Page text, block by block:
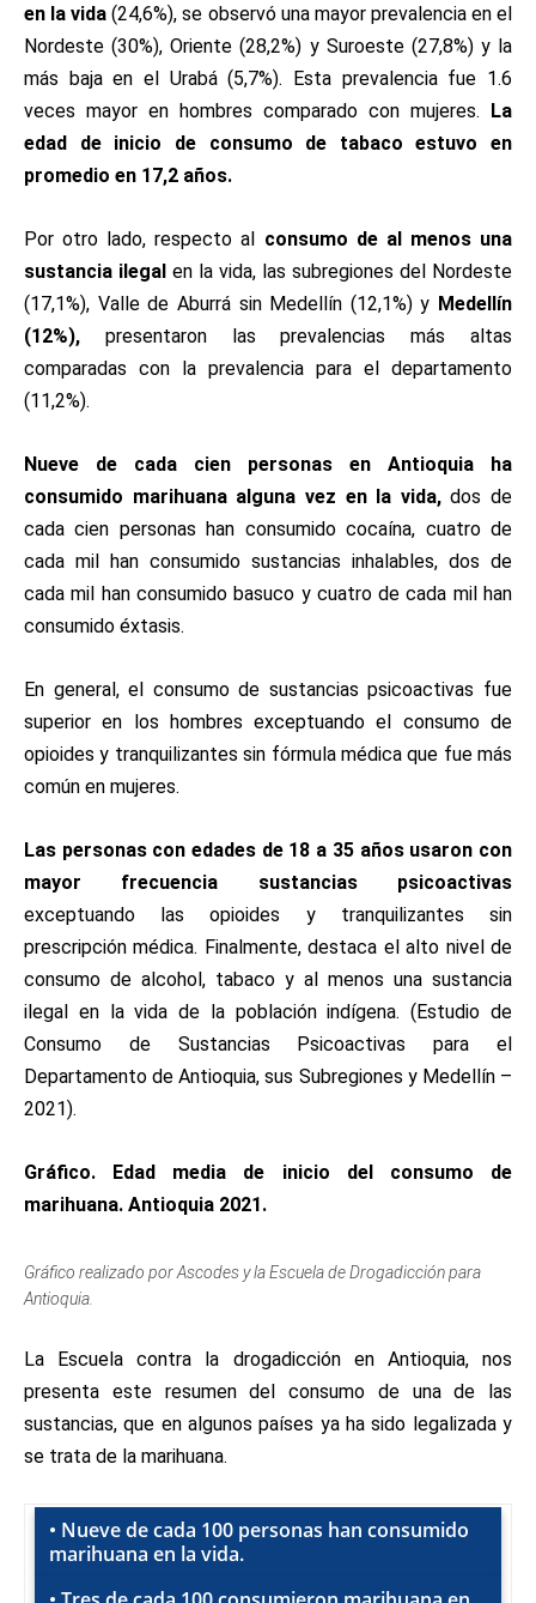
en la vida(24,6%), se observó una mayor prevalencia en el
Nordeste (30%), Oriente (28,2%) y Suroeste (27,8%) y la
más baja en el Urabá (5,7%). Esta prevalencia fue 1.6
veces mayor en hombres comparado con mujeres. La
edad de inicio de consumo de tabaco estuvo en
promedio en 17,2 años.
Por otro lado, respecto al consumo de al menos una
sustancia ilegal en la vida, las subregiones del Nordeste
(17,1%), Valle de Aburrá sin Medellín (12,1%) y Medellín
(12%), presentaron las prevalencias más altas
comparadas con la prevalencia para el departamento
(11,2%).
Nueve de cada cien personas en Antioquia ha
consumido marihuana alguna vez en la vida,dos de
cada cien personas han consumido cocaína, cuatro de
cada mil han consumido sustancias inhalables, dos de
cada mil han consumido basuco y cuatro de cada mil han
consumido éxtasis.
En general, el consumo de sustancias psicoactivas fue
superior en los hombres exceptuando el consumo de
opioides y tranquilizantes sin fórmula médica que fue más
común en mujeres.
Las personas con edades de 18 a 35 años usaron con
mayor frecuencia sustancias psicoactivas
exceptuando las opioides y tranquilizantes sin
prescripción médica. Finalmente, destaca el alto nivel de
consumo de alcohol, tabaco y al menos una sustancia
ilegal en la vida de la población indígena. (Estudio de
Consumo de Sustancias Psicoactivas para el
Departamento de Antioquia, sus Subregiones y Medellín –
2021).
Gráfico. Edad media de inicio del consumo de
marihuana. Antioquia 2021.
Gráfico realizado por Ascodes y la Escuela de Drogadicción para
Antioquia.
La Escuela contra la drogadicción en Antioquia, nos
presenta este resumen del consumo de una de las
sustancias, que en algunos países ya ha sido legalizada y
se trata de la marihuana.
• Nueve de cada 100 personas han consumido
marihuana en la vida.